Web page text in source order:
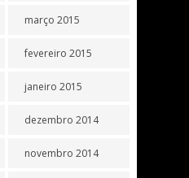
março 2015
fevereiro 2015
janeiro 2015
dezembro 2014
novembro 2014